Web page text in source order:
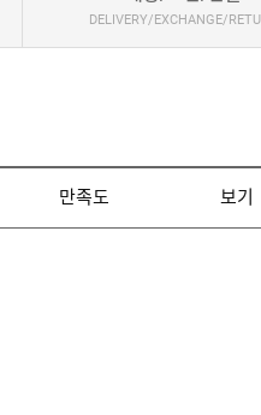
DELIVERY/EXCHANGE/
만족도 보기